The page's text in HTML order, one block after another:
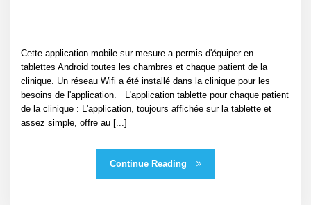
Cette application mobile sur mesure a permis d'équiper en
tablettes Android toutes les chambres et chaque patient de la
clinique. Un réseau Wifi a été installé dans la clinique pour les
besoins de l'application. L'application tablette pour chaque patient
de la clinique : L'application, toujours affichée sur la tablette et
assez simple, offre au [...]
Continue Reading